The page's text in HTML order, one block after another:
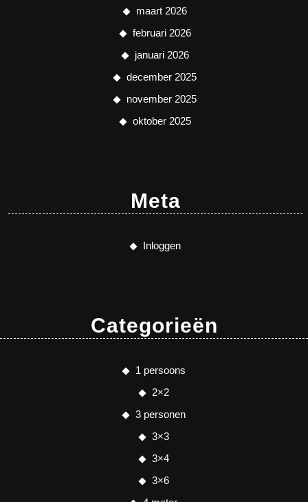
maart 2026
februari 2026
januari 2026
december 2025
november 2025
oktober 2025
Meta
Inloggen
Categorieën
1 persoons
2×2
3 personen
3×3
3×4
3×6